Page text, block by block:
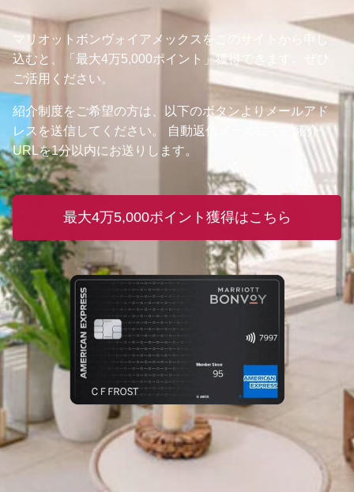
マリオットボンヴォイアメックスをこのサイトから申し
込むと、「最大4万5,000ポイント」獲得できます。ぜひ
ご活用ください。
紹介制度をご希望の方は、以下のボタンよりメールアド
レスを送信してください。 自動返信メールにて、紹介
URLを1分以内にお送りします。
最大4万5,000ポイント獲得はこちら